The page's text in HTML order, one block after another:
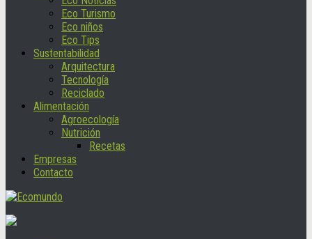
Eco Turismo
Eco niños
Eco Tips
Sustentabilidad
Arquitectura
Tecnología
Reciclado
Alimentación
Agroecología
Nutrición
Recetas
Empresas
Contacto